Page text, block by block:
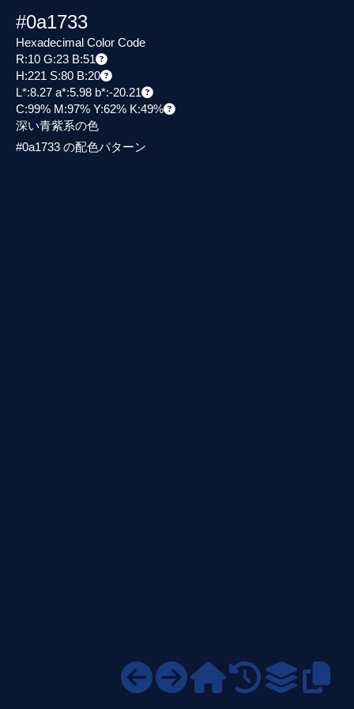
#0a1733
Hexadecimal Color Code
R:10 G:23 B:51
H:221 S:80 B:20
L*:8.27 a*:5.98 b*:-20.21
C:99% M:97% Y:62% K:49%
深い青紫系の色
#0a1733 の配色パターン